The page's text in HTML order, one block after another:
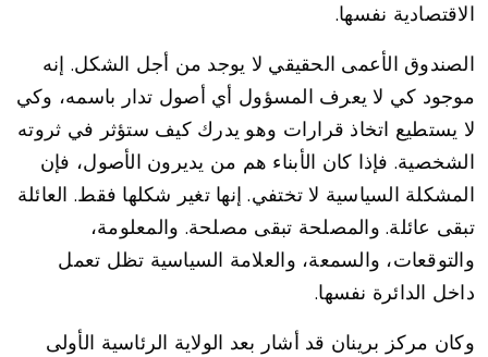
الاقتصادية نفسها.
الصندوق الأعمى الحقيقي لا يوجد من أجل الشكل. إنه
موجود كي لا يعرف المسؤول أي أصول تدار باسمه، وكي
لا يستطيع اتخاذ قرارات وهو يدرك كيف ستؤثر في ثروته
الشخصية. فإذا كان الأبناء هم من يديرون الأصول، فإن
المشكلة السياسية لا تختفي. إنها تغير شكلها فقط. العائلة
تبقى عائلة. والمصلحة تبقى مصلحة. والمعلومة،
والتوقعات، والسمعة، والعلامة السياسية تظل تعمل
داخل الدائرة نفسها.
وكان مركز برينان قد أشار بعد الولاية الرئاسية الأولى